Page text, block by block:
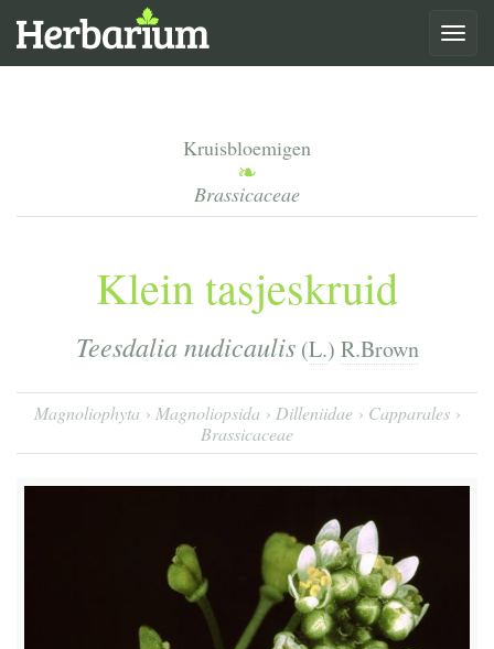
Toggle
Kruisbloemigen
Brassicaceae
Klein tasjeskruid
Teesdalia nudicaulis(L.) R.Brown
Magnoliophyta Magnoliopsida Dilleniidae
Capparales
Brassicaceae